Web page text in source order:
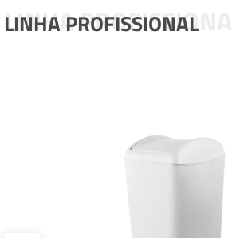
LINHA PROFISSIONAL
LINHA PROFISSIONAL